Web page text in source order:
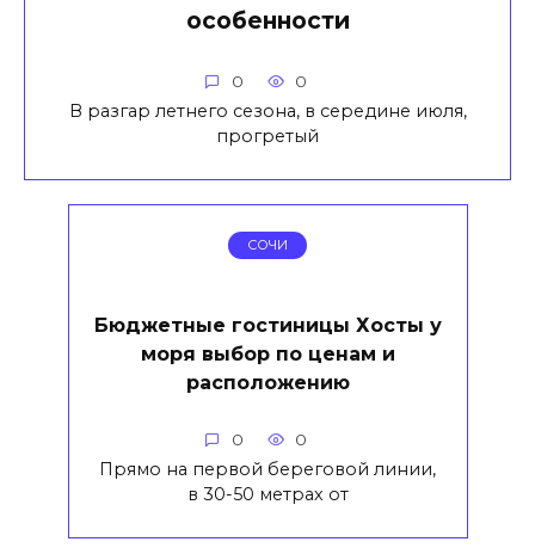
особенности
0 0
В разгар летнего сезона, в середине июля,
прогретый
СОЧИ
Бюджетные гостиницы Хосты у
моря выбор по ценам и
расположению
0 0
Прямо на первой береговой линии,
в 30-50 метрах от